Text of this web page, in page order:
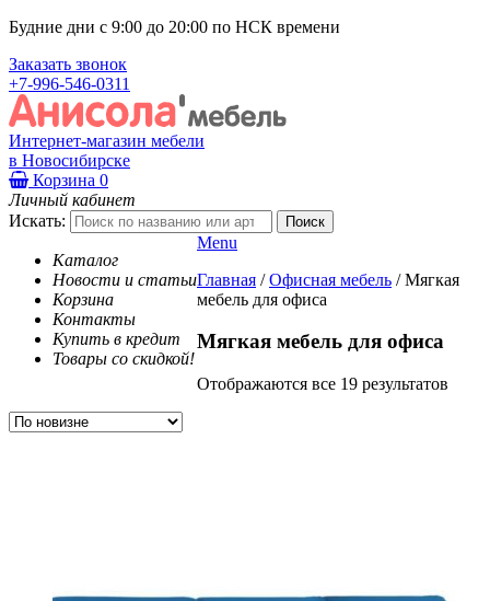
Будние дни с 9:00 до 20:00 по НСК времени
Заказать звонок
+7-996-546-0311
Интернет-магазин мебели
в Новосибирске
Корзина 0
Личный кабинет
Искать:
Каталог
Новости и статьи
Корзина
Контакты
Купить в кредит
Товары со скидкой!
Menu
Главная / Офисная мебель / Мягкая
мебель для офиса
Мягкая мебель для офиса
Отображаются все 19 результатов